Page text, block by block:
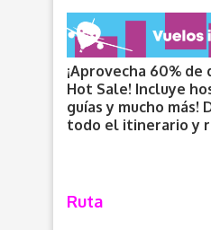
¡Aprovecha 60%
Hot Sale! Incluye
guías y mucho más!
todo el itinerario y
Ruta